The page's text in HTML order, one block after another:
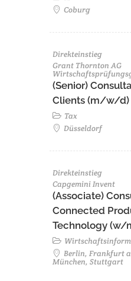
Coburg
Direkteinstieg
Grant Thornton AG
(Senior)
Clients (m/w/d)
Tax
Düsseldorf
Direkteinstieg
Capgemini Invent
(Associate)
Connected
Technology (w/
Berlin, Frankfurt
München, Stuttgart